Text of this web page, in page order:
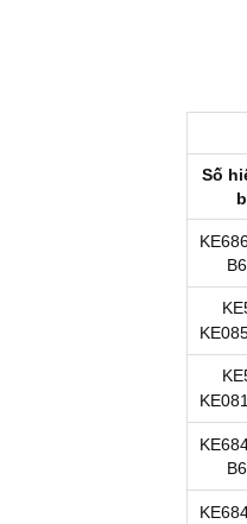
Số
KE081